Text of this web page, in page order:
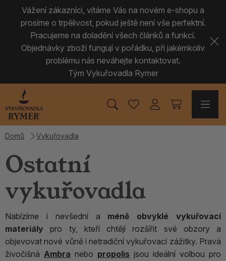
Vážení zákazníci, vítáme Vás na novém e-shopu a
prosíme o trpělivost, pokud ještě není vše perfektní.
Pracujeme na doladění všech článků a funkcí.
Objednávky zboží fungují v pořádku, při jakémkoliv
problému nás neváhejte kontaktovat.
Tým Vykuřovadla Rymer
Domů Vykuřovadla
Ostatní
vykuřovadla
Nabízíme i nevšední a méně obvyklé vykuřovací
materiály pro ty, kteří chtějí rozšířit své obzory a
objevovat nové vůně i netradiční vykuřovací zážitky. Pravá
živočišná Ambra nebo propolis jsou ideální volbou pro